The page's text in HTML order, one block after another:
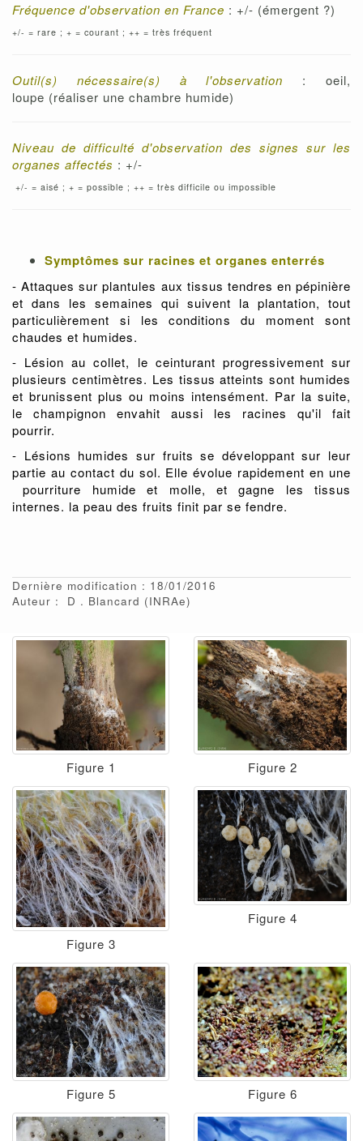
Fréquence d'observation en France : +/- (émergent ?)
+/- = rare ; + = courant ; ++ = très fréquent
Outil(s) nécessaire(s) à l'observation : oeil,
loupe (réaliser une chambre humide)
Niveau de difficulté d'observation des signes sur les
organes affectés : +/-
+/- = aisé ; + = possible ; ++ = très difficile ou impossible
Symptômes sur racines et organes enterrés
- Attaques sur plantules aux tissus tendres en pépinière
et dans les semaines qui suivent la plantation, tout
particulièrement si les conditions du moment sont
chaudes et humides.
- Lésion au collet, le ceinturant progressivement sur
plusieurs centimètres. Les tissus atteints sont humides
et brunissent plus ou moins intensément. Par la suite,
le champignon envahit aussi les racines qu'il fait
pourrir.
- Lésions humides sur fruits se développant sur leur
partie au contact du sol. Elle évolue rapidement en une
pourriture humide et molle, et gagne les tissus
internes. la peau des fruits finit par se fendre.
Dernière modification : 18/01/2016
Auteur :
D Blancard (INRAe)
Figure 1 Figure 2
Figure 3
Figure 4
Figure 5 Figure 6